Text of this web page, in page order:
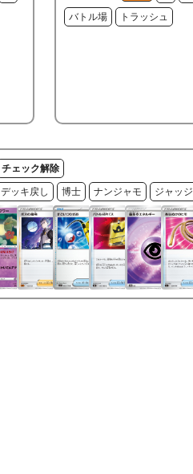
バトル場 トラッシュ
チェック解除
デッキ戻し 博士 ナンジャモ ジャッ